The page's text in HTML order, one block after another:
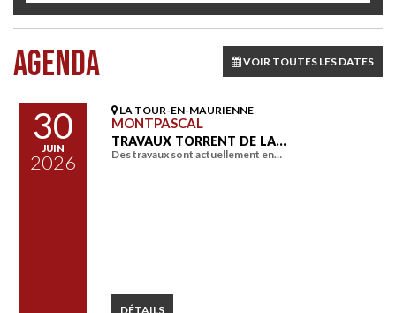
AGENDA VOIR TOUTES LES DATES
30
JUIN
2026
LA TOUR-EN-MAURIENNE
MONTPASCAL
TRAVAUX TORRENT DE LA…
Des travaux sont actuellement en…
DÉTAILS